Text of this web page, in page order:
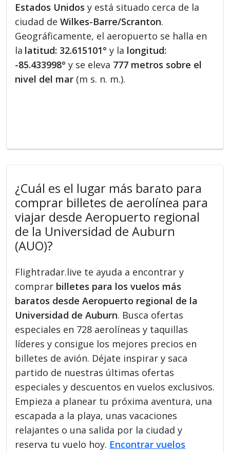
Estados Unidos y está situado cerca de la
ciudad deWilkes-Barre/Scranton.
Geográficamente, el aeropuerto se halla en
la latitud: 32.615101° y la longitud:
-85.433998° y se eleva 777 metros sobre el
nivel del mar (m s. n. m.).
¿Cuál es el lugar más barato para
comprar billetes de aerolínea para
viajar desde Aeropuerto regional
de la Universidad de Auburn
(AUO)?
Flightradar.live te ayuda a encontrar y
comprar billetes para los vuelos más
baratos desde Aeropuerto regional de la
Universidad de Auburn. Busca ofertas
especiales en 728 aerolíneas y taquillas
líderes y consigue los mejores precios en
billetes de avión. Déjate inspirar y saca
partido de nuestras últimas ofertas
especiales y descuentos en vuelos exclusivos.
Empieza a planear tu próxima aventura, una
escapada a la playa, unas vacaciones
relajantes o una salida por la ciudad y
reserva tu vuelo hoy. Encontrar vuelos